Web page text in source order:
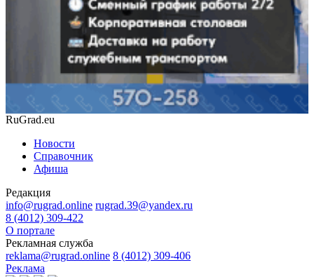
RuGrad.eu
Новости
Справочник
Афиша
Редакция
info@rugrad.online rugrad.39@yandex.ru
8 (4012) 309-422
О портале
Рекламная служба
reklama@rugrad.online 8 (4012) 309-406
Реклама